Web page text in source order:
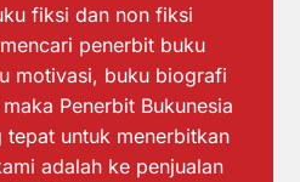
fiksi dan non fiksi
penerbit buku
motivasi, buku biografi
Penerbit Bukunesia
tepat untuk menerbitkan
adalah ke penjualan